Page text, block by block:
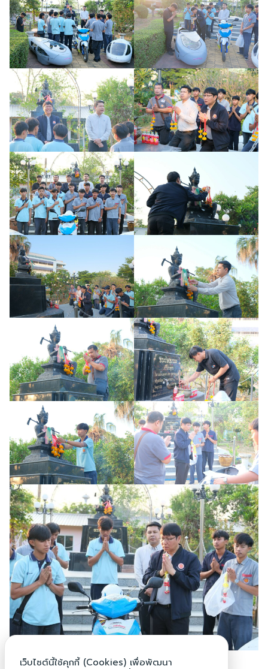
Search
for:
Search
เว็บไซต์นี้ใช้คุกกี้ (Cookies) เพื่อพัฒนา